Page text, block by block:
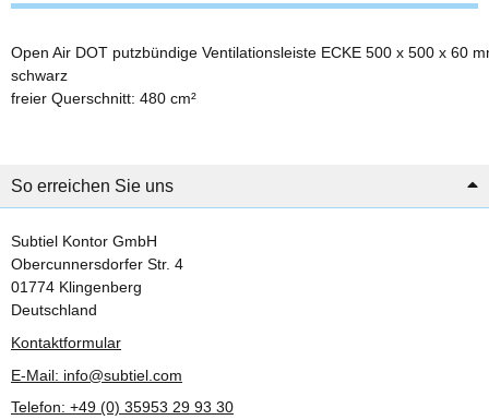
Open Air DOT putzbündige Ventilationsleiste ECKE 500 x 500 x 60
schwarz
freier Querschnitt: 480 cm²
So erreichen Sie uns
Subtiel Kontor GmbH
Obercunnersdorfer Str. 4
01774 Klingenberg
Deutschland
Kontaktformular
E-Mail: info@subtiel.com
Telefon: +49 (0) 35953 29 93 30